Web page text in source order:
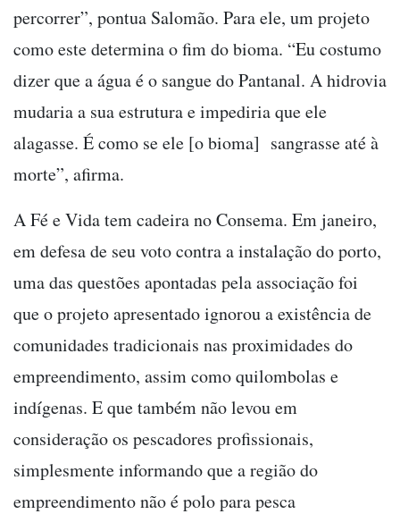
percorrer”, pontua Salomão. Para ele, um projeto
como este determina o fim do bioma. “Eu costumo
dizer que a água é o sangue do Pantanal. A hidrovia
mudaria a sua estrutura e impediria que ele
alagasse. É como se ele [o bioma] sangrasse até à
morte”, afirma.
A Fé e Vida tem cadeira no Consema. Em janeiro,
em defesa de seu voto contra a instalação do porto,
uma das questões apontadas pela associação foi
que o projeto apresentado ignorou a existência de
comunidades tradicionais nas proximidades do
empreendimento, assim como quilombolas e
indígenas. E que também não levou em
consideração os pescadores profissionais,
simplesmente informando que a região do
empreendimento não é polo para pesca